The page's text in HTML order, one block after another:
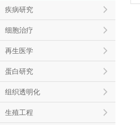
疾病研究
细胞治疗
再生医学
蛋白研究
组织透明化
生殖工程